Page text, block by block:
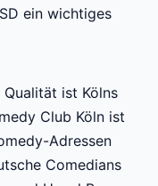
ein wichtiges
ist Kölns
Club Köln ist
Adressen
Comedians